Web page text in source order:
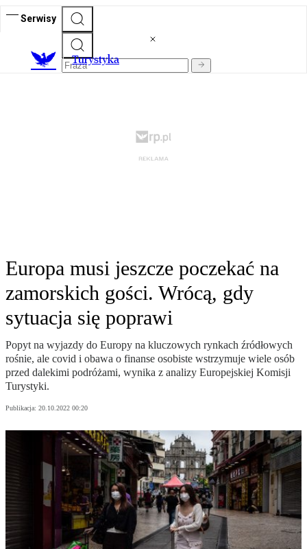
Serwisy
Turystyka
Europa musi jeszcze poczekać na
zamorskich gości. Wrócą, gdy
sytuacja się poprawi
Popyt na wyjazdy do Europy na kluczowych rynkach źródłowych
rośnie, ale covid i obawa o finanse osobiste wstrzymuje wiele osób
przed dalekimi podróżami, wynika z analizy Europejskiej Komisji
Turystyki.
Publikacja: 20.10.2022 00:20